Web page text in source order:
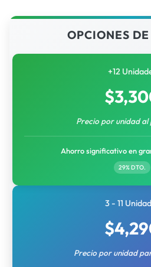
OPCIONES
+12
$
Precio por unidad
Ahorro significativo en
29% DTO.
3 - 11
$
Precio por unidad